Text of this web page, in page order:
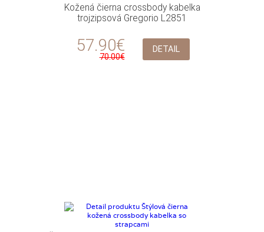
Kožená čierna crossbody kabelka
trojzipsová Gregorio L2851
57.90€
70.00€
DETAIL